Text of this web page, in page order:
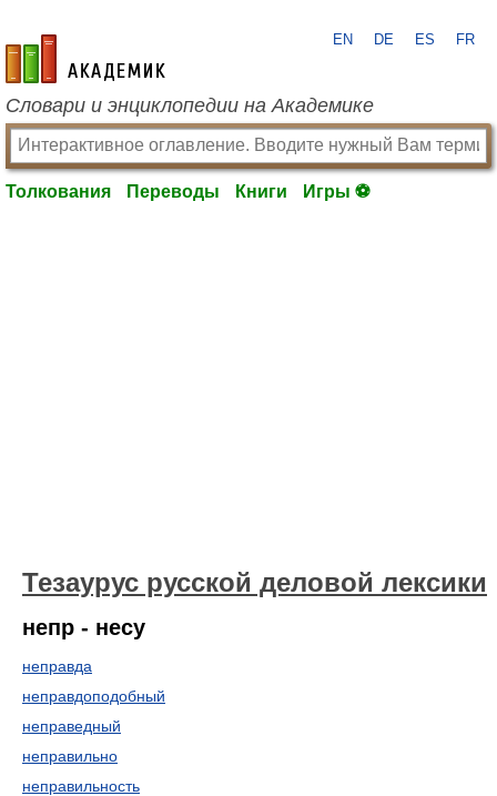
academic.ru
EN DE ES FR
Словари и энциклопедии на Академике
Толкования Переводы Книги Игры ⚽
Тезаурус русской деловой лексики
непр - несу
неправда
неправдоподобный
неправедный
неправильно
неправильность